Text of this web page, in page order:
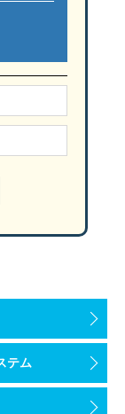
キッチンを合わせ
面には、お気に入
テム